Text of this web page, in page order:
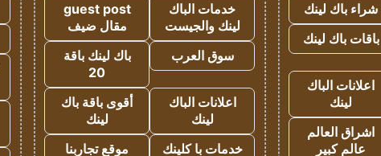
شراء باك لينك
باقات باك لينك
اعلانات الباك
لينك
اشراق العالم
عالم كبير
خدمات الباك
لينك والجيست
guest post
مقال ضيف
سوق العرب
باك لينك باقة
20
اعلانات الباك
لينك
أقوى باقة باك
لينك
خدمات با كلينك
موقع تجاربنا